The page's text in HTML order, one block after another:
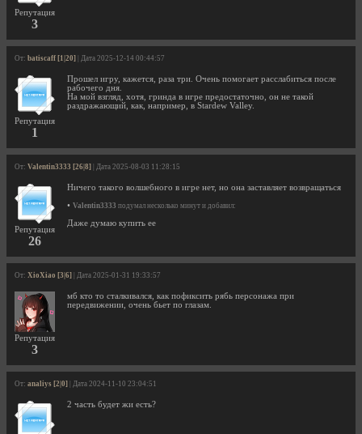
Репутация
3
От: batiscaff [1|20] | Дата 2025-12-14 00:44:57
Репутация
1
Прошел игру, кажется, раза три. Очень помогает расслабиться после
рабочего дня.
На мой взгляд, хотя, гринда в игре предостаточно, он не такой
раздражающий, как, например, в Stardew Valley.
От: Valentin3333 [26|8] | Дата 2025-08-03 11:28:15
Репутация
26
Ничего такого волшебного в игре нет, но она заставляет возвращаться
• Valentin3333 подумал несколько минут и добавил:
Даже думаю купить ее
От: XioXiao [3|6] | Дата 2025-01-31 19:33:57
Репутация
3
мб кто то сталкивался, как пофиксить рябь персонажа при
передвижении, очень бьет по глазам.
От: analiys [2|0] | Дата 2024-11-10 23:04:51
2 часть будет жи есть?